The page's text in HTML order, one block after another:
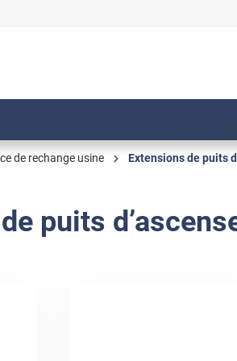
de rechange usine Extensions de puits
puits